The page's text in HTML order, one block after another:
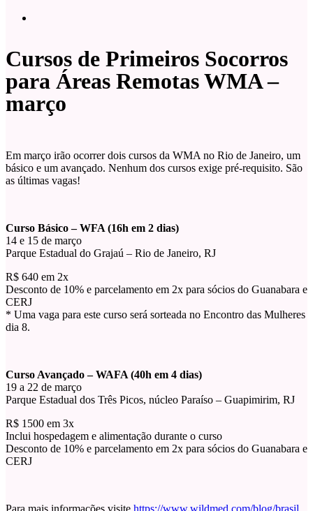
Cursos de Primeiros Socorros
para Áreas Remotas WMA –
março
Em março irão ocorrer dois cursos da WMA no Rio de Janeiro, um
básico e um avançado. Nenhum dos cursos exige pré-requisito. São
as últimas vagas!
Curso Básico – WFA (16h em 2 dias)
14 e 15 de março
Parque Estadual do Grajaú – Rio de Janeiro, RJ
R$ 640 em 2x
Desconto de 10% e parcelamento em 2x para sócios do Guanabara e
CERJ
* Uma vaga para este curso será sorteada no Encontro das Mulheres
dia 8.
Curso Avançado – WAFA (40h em 4 dias)
19 a 22 de março
Parque Estadual dos Três Picos, núcleo Paraíso – Guapimirim, RJ
R$ 1500 em 3x
Inclui hospedagem e alimentação durante o curso
Desconto de 10% e parcelamento em 2x para sócios do Guanabara e
CERJ